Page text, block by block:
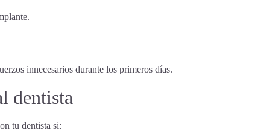
innecesarios durante los primeros días.
dentista
tu dentista si: